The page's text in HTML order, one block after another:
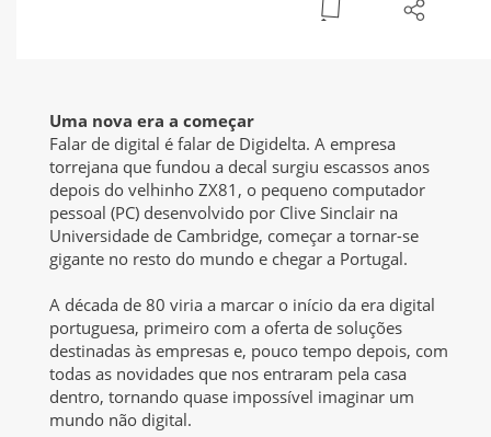
Uma nova era a começar
Falar de digital é falar de Digidelta. A empresa
torrejana que fundou a decal surgiu escassos anos
depois do velhinho ZX81, o pequeno computador
pessoal (PC) desenvolvido por Clive Sinclair na
Universidade de Cambridge, começar a tornar-se
gigante no resto do mundo e chegar a Portugal.
A década de 80 viria a marcar o início da era digital
portuguesa, primeiro com a oferta de soluções
destinadas às empresas e, pouco tempo depois, com
todas as novidades que nos entraram pela casa
dentro, tornando quase impossível imaginar um
mundo não digital.